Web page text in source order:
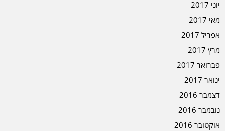
יוני 2017
מאי 2017
אפריל 2017
מרץ 2017
פברואר 2017
ינואר 2017
דצמבר 2016
נובמבר 2016
אוקטובר 2016